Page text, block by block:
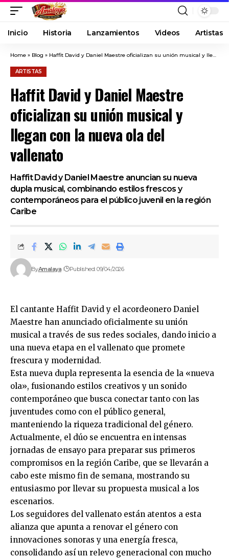
Inicio Historia Lanzamientos Videos Artistas
Home » Blog » Haffit David y Daniel Maestre oficializan su unión musical y llegan con la nueva ola del vallenato
ARTISTAS
Haffit David y Daniel Maestre
oficializan su unión musical y
llegan con la nueva ola del
vallenato
Haffit David y Daniel Maestre anuncian su nueva
dupla musical, combinando estilos frescos y
contemporáneos para el público juvenil en la región
Caribe
ByAmalaya Published: 09/04/2026
El cantante Haffit David y el acordeonero Daniel
Maestre han anunciado oficialmente su unión
musical a través de sus redes sociales, dando inicio a
una nueva etapa en el vallenato que promete
frescura y modernidad.
Esta nueva dupla representa la esencia de la «nueva
ola», fusionando estilos creativos y un sonido
contemporáneo que busca conectar tanto con las
juventudes como con el público general,
manteniendo la riqueza tradicional del género.
Actualmente, el dúo se encuentra en intensas
jornadas de ensayo para preparar sus primeros
compromisos en la región Caribe, que se llevarán a
cabo este mismo fin de semana, mostrando su
entusiasmo por llevar su propuesta musical a los
escenarios.
Los seguidores del vallenato están atentos a esta
alianza que apunta a renovar el género con
innovaciones sonoras y una energía fresca,
consolidando así un relevo generacional con mucho